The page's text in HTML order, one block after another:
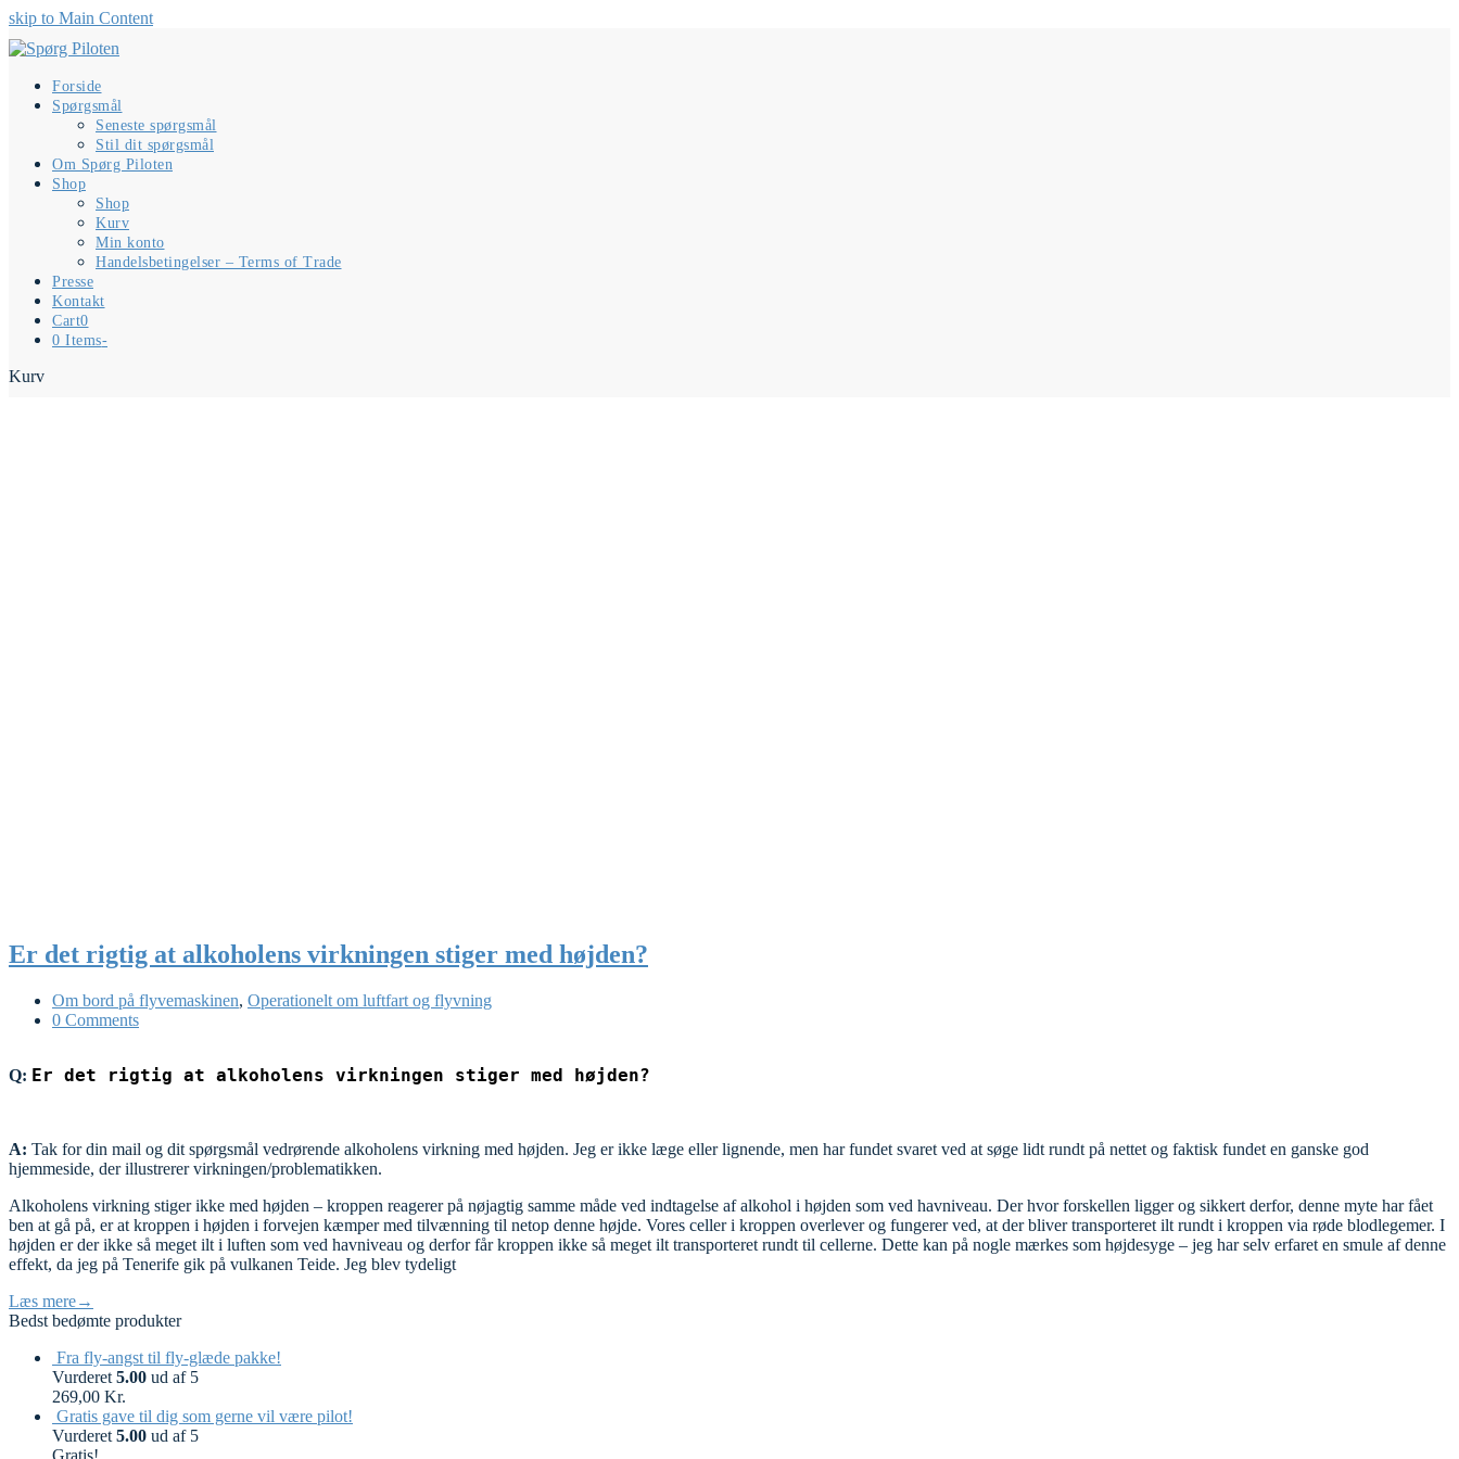
skip to Main Content
Forside
Spørgsmål
Seneste spørgsmål
Stil dit spørgsmål
Om Spørg Piloten
Shop
Shop
Kurv
Min konto
Handelsbetingelser – Terms of Trade
Presse
Kontakt
Cart0
0 Items-
Kurv
Er det rigtig at alkoholens virkningen stiger med højden?
Om bord på flyvemaskinen, Operationelt om luftfart og flyvning
0 Comments
Q: Er det rigtig at alkoholens virkningen stiger med højden?
A: Tak for din mail og dit spørgsmål vedrørende alkoholens virkning med højden. Jeg er ikke læge eller lignende, men har fundet svaret ved at søge lidt rundt på nettet og faktisk fundet en ganske god
hjemmeside, der illustrerer virkningen/problematikken.
Alkoholens virkning stiger ikke med højden – kroppen reagerer på nøjagtig samme måde ved indtagelse af alkohol i højden som ved havniveau. Der hvor forskellen ligger og sikkert derfor, denne myte har fået
ben at gå på, er at kroppen i højden i forvejen kæmper med tilvænning til netop denne højde. Vores celler i kroppen overlever og fungerer ved, at der bliver transporteret ilt rundt i kroppen via røde blodlegemer. I
højden er der ikke så meget ilt i luften som ved havniveau og derfor får kroppen ikke så meget ilt transporteret rundt til cellerne. Dette kan på nogle mærkes som højdesyge – jeg har selv erfaret en smule af denne
effekt, da jeg på Tenerife gik på vulkanen Teide. Jeg blev tydeligt
Læs mere→
Bedst bedømte produkter
Fra fly-angst til fly-glæde pakke!
Vurderet 5.00 ud af 5
269,00 Kr.
Gratis gave til dig som gerne vil være pilot!
Vurderet 5.00 ud af 5
Gratis!